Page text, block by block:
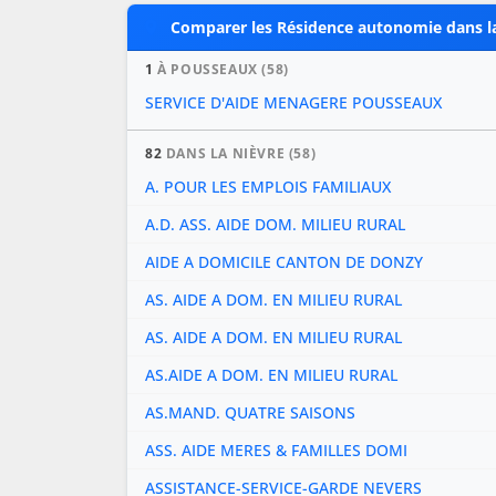
Comparer les Résidence autonomie dans
1 À POUSSEAUX (58)
SERVICE D'AIDE MENAGERE POUSSEAUX
82 DANS LA NIÈVRE (58)
A. POUR LES EMPLOIS FAMILIAUX
A.D. ASS. AIDE DOM. MILIEU RURAL
AIDE A DOMICILE CANTON DE DONZY
AS. AIDE A DOM. EN MILIEU RURAL
AS. AIDE A DOM. EN MILIEU RURAL
AS.AIDE A DOM. EN MILIEU RURAL
AS.MAND. QUATRE SAISONS
ASS. AIDE MERES & FAMILLES DOMI
ASSISTANCE-SERVICE-GARDE NEVERS